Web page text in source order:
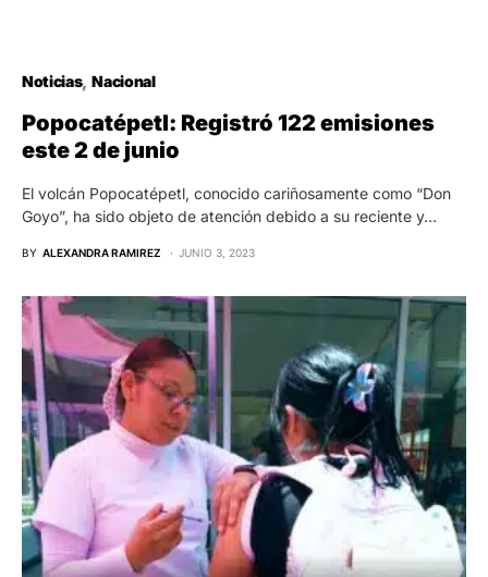
Noticias Nacional
Popocatépetl: Registró 122 emisiones
este 2 de junio
El volcán Popocatépetl, conocido cariñosamente como “Don
Goyo”, ha sido objeto de atención debido a su reciente y…
BY ALEXANDRA RAMIREZ JUNIO 3, 2023